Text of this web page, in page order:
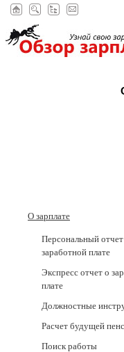
О зарплате
Персональный
заработной плате
Экспресс отчет о
плате
Должностные
Расчет будущей
Поиск работы